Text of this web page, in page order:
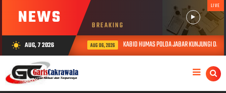
NEWS BREAKING
LIVE
wb_sunny AUG, 7 2026 AUG 06, 2026 KABID HUMAS POLDA JABAR KUNJUNGI DAN